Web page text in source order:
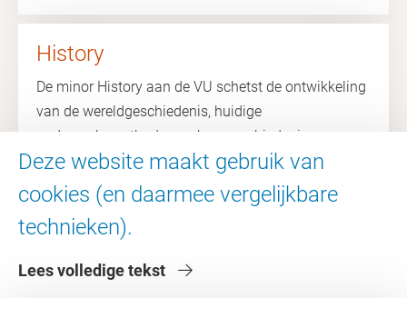
History
De minor History aan de VU schetst de ontwikkeling
van de wereldgeschiedenis, huidige
onderzoeksmethoden en hoe geschiedenis
schriftelijk is vastgelegd.
Minor EN
30 EC
School der Geesteswetenschappen/Faculteit der
Universiteitsminor
Deze website maakt gebruik van
cookies (en daarmee vergelijkbare
technieken).
Lees volledige tekst